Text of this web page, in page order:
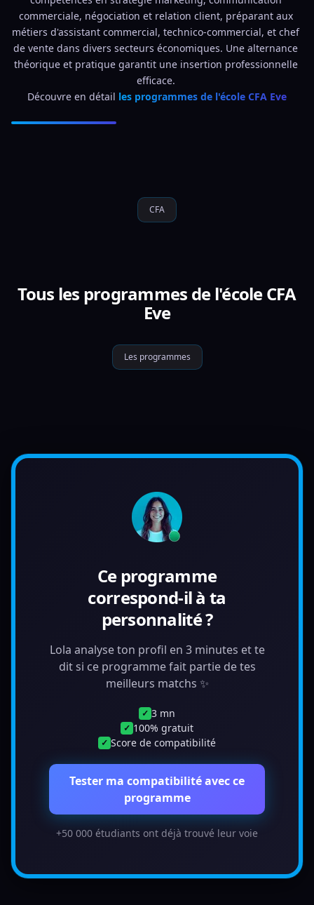
commerciale, négociation et relation client, préparant aux
métiers d'assistant commercial, technico-commercial, et chef
de vente dans divers secteurs économiques. Une alternance
théorique et pratique garantit une insertion professionnelle
efficace.
Découvre en détail les programmes de l'école CFA Eve
CFA
Tous les programmes de l'école CFA
Eve
Les programmes
Ce programme
correspond-il à ta
personnalité ?
Lola analyse ton profil en 3 minutes et te
dit si ce programme fait partie de tes
meilleurs matchs ✨
✓ 3 mn
✓ 100% gratuit
✓ Score de compatibilité
Tester ma compatibilité avec ce
programme
+50 000 étudiants ont déjà trouvé leur voie